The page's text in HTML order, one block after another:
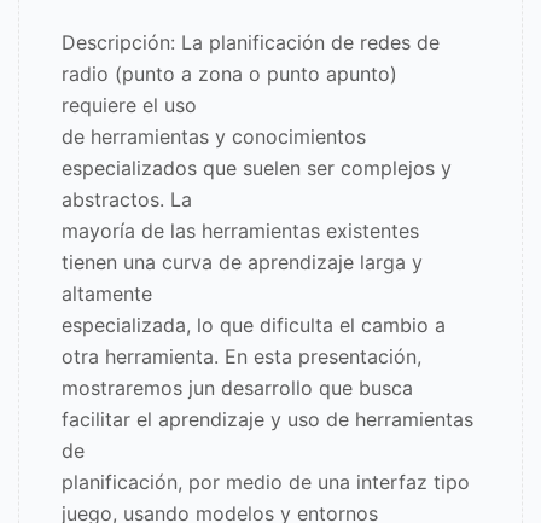
Descripción: La planificación de redes de
radio (punto a zona o punto apunto)
requiere el uso
de herramientas y conocimientos
especializados que suelen ser complejos y
abstractos. La
mayoría de las herramientas existentes
tienen una curva de aprendizaje larga y
altamente
especializada, lo que dificulta el cambio a
otra herramienta. En esta presentación,
mostraremos jun desarrollo que busca
facilitar el aprendizaje y uso de herramientas
de
planificación, por medio de una interfaz tipo
juego, usando modelos y entornos